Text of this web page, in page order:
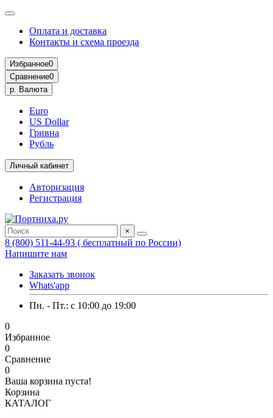
Оплата и доставка
Контакты и схема проезда
Избранное0
Сравнение0
р. Валюта
Euro
US Dollar
Гривна
Рубль
Личный кабинет
Авторизация
Регистрация
×
8 (800) 511-44-93 ( бесплатный по России)
Напишите нам
Заказать звонок
Whats'app
Пн. - Пт.: c 10:00 до 19:00
0
Избранное
0
Сравнение
0
Ваша корзина пуста!
Корзина
КАТАЛОГ